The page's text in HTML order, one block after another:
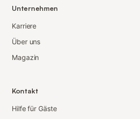
Unternehmen
Karriere
Über uns
Magazin
Kontakt
Hilfe für Gäste